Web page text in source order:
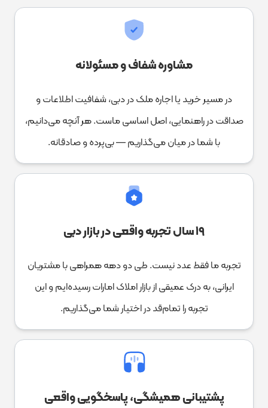
مشاوره شفاف و مسئولانه
در مسیر خرید یا اجاره ملک در دبی، شفافیت اطلاعات و
صداقت در راهنمایی، اصل اساسی ماست. هر آنچه می‌دانیم،
با شما در میان می‌گذاریم — بی‌پرده و صادقانه.
۱۹ سال تجربه واقعی در بازار دبی
تجربه ما فقط عدد نیست. طی دو دهه همراهی با مشتریان
ایرانی، به درک عمیقی از بازار املاک امارات رسیده‌ایم و این
تجربه را تمام‌قد در اختیار شما می‌گذاریم.
پشتیبانی همیشگی، پاسخگویی واقعی